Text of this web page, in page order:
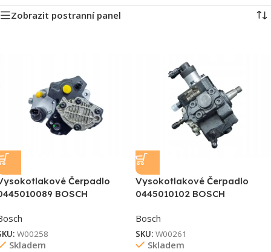
Zobrazit postranní panel
Čerpadlo
BOSCH
W00258
Skladem
Vysokotlakové Čerpadlo
0445010102 BOSCH
Bosch
SKU: W00261
Skladem